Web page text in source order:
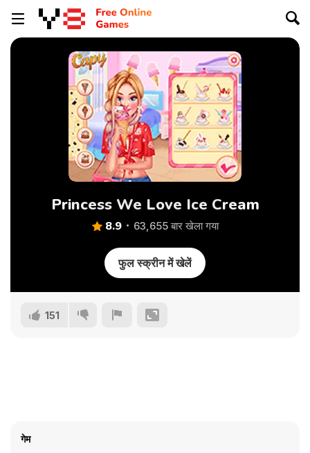
Princess We Love Ice Cream
8.9 63,655 बार खेला गया
फुल स्क्रीन में खेलें
151
गेम